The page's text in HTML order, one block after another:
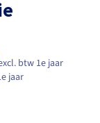
btw 1e jaar
jaar